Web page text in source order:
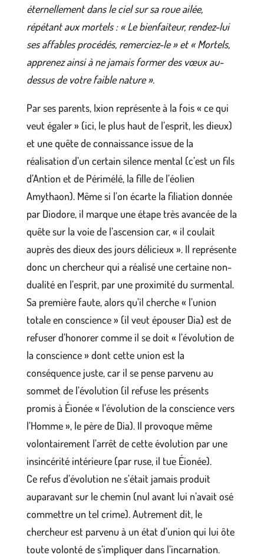
éternellement dans le ciel sur sa roue ailée,
répétant aux mortels : « Le bienfaiteur, rendez-lui
ses affables procédés, remerciez-le » et « Mortels,
apprenez ainsi à ne jamais former des vœux au-
dessus de votre faible nature ».
Par ses parents, Ixion représente à la fois « ce qui
veut égaler » (ici, le plus haut de l’esprit, les dieux)
et une quête de connaissance issue de la
réalisation d’un certain silence mental (c’est un fils
d’Antion et de Périmélé, la fille de l’éolien
Amythaon). Même si l’on écarte la filiation donnée
par Diodore, il marque une étape très avancée de la
quête sur la voie de l’ascension car, « il coulait
auprès des dieux des jours délicieux ». Il représente
donc un chercheur qui a réalisé une certaine non-
dualité en l’esprit, par une proximité du surmental.
Sa première faute, alors qu’il cherche « l’union
totale en conscience » (il veut épouser Dia) est de
refuser d’honorer comme il se doit « l’évolution de
la conscience » dont cette union est la
conséquence juste, car il se pense parvenu au
sommet de l’évolution (il refuse les présents
promis à Éionée « l’évolution de la conscience vers
l’Homme », le père de Dia). Il provoque même
volontairement l’arrêt de cette évolution par une
insincérité intérieure (par ruse, il tue Éionée).
Ce refus d’évolution ne s’était jamais produit
auparavant sur le chemin (nul avant lui n’avait osé
commettre un tel crime). Autrement dit, le
chercheur est parvenu à un état d’union qui lui ôte
toute volonté de s’impliquer dans l’incarnation.